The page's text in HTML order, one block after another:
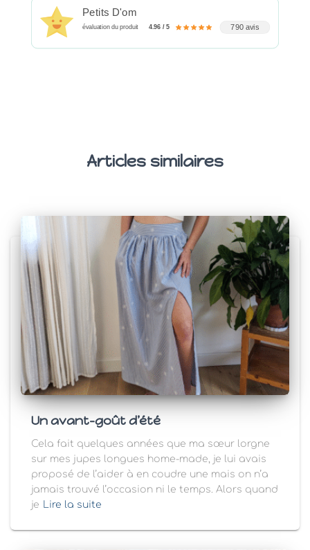
Petits D'om
évaluation du produit 4.96 / 5 790 avis
Articles similaires
Un avant-goût d’été
Cela fait quelques années que ma sœur lorgne
sur mes jupes longues home-made, je lui avais
proposé de l’aider à en coudre une mais on n’a
jamais trouvé l’occasion ni le temps. Alors quand
je
Lire la suite